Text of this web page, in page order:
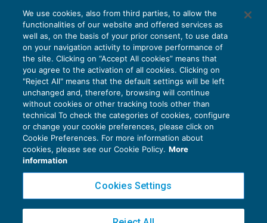
Privacy Policy
Cookie Policy
Copyright 2016 ©Gruppo Euroconference S.p.A.v2.32.2
We use cookies, also from third parties, to allow the
functionalities of our website and offered services as
well as, on the basis of your prior consent, to use data
on your navigation activity to improve performance of
the site. Clicking on “Accept All cookies” means that
you agree to the activation of all cookies. Clicking on
"Reject All" means that the default settings will be left
unchanged and, therefore, browsing will continue
without cookies or other tracking tools other than
technical To check the categories of cookies, configure
or change your cookie preferences, please click on
Cookie Preferences. For more information about
cookies, please see our Cookie Policy. More
information
Cookies Settings